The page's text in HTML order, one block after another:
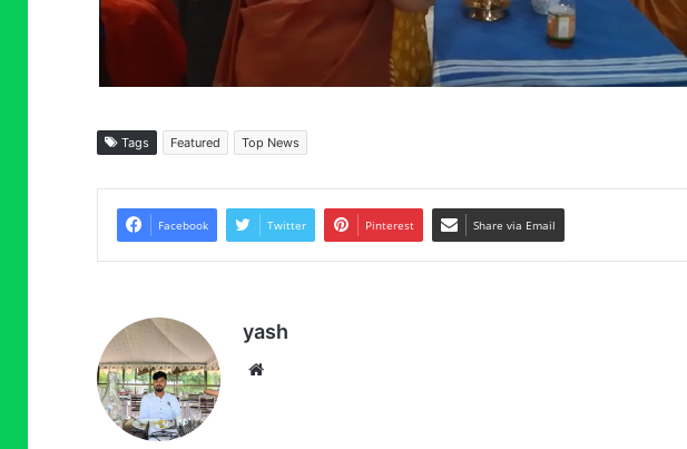
Tags Featured Top News
Facebook Twitter Pinterest Share via Email
yash
Website